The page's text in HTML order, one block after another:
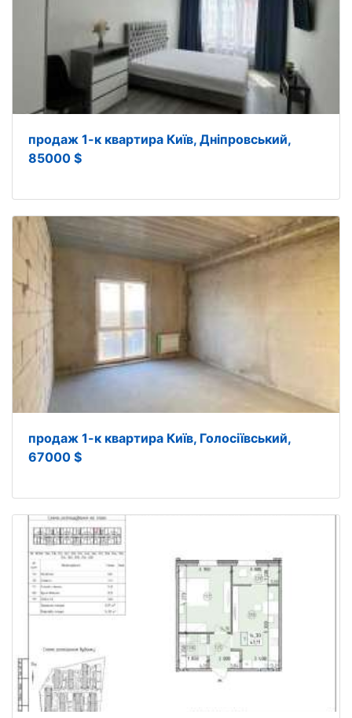
продаж 1-к квартира Київ, Дніпровський,
85000 $
продаж 1-к квартира Київ, Голосіївський,
67000 $